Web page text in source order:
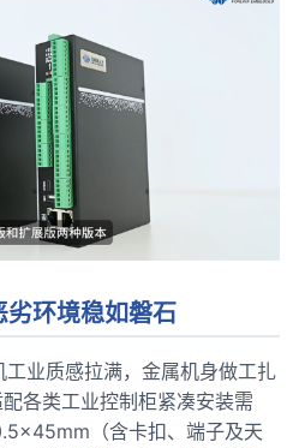
环境稳如磐石
业质感拉满，金属机身做工扎
各类工业控制柜紧凑安装需
（含卡扣、端子及天